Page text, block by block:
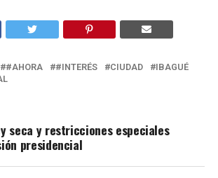
#AHORA #INTERÉS CIUDAD
IBAGUÉ
seca y restricciones especiales
presidencial